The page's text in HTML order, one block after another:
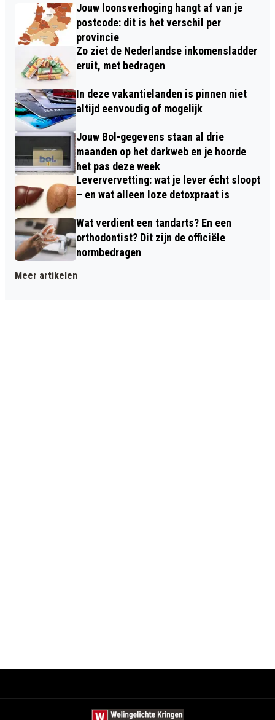
Jouw loonsverhoging hangt af van je
postcode: dit is het verschil per
provincie
Zo ziet de Nederlandse inkomensladder
eruit, met bedragen
In deze vakantielanden is pinnen niet
altijd eenvoudig of mogelijk
Jouw Bol-gegevens staan al drie
maanden op het darkweb en je hoorde
het pas deze week
Leververvetting: wat je lever écht sloopt
– en wat alleen loze detoxpraat is
Wat verdient een tandarts? En een
orthodontist? Dit zijn de officiële
normbedragen
Meer artikelen